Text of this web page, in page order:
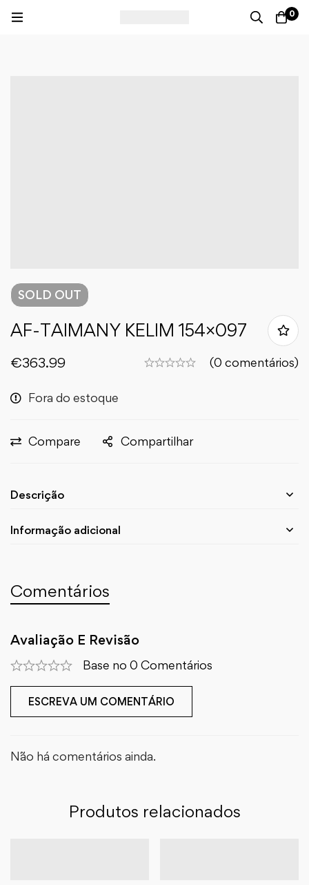
0
SOLD OUT
AF-TAIMANY KELIM 154×097
€363.99 (0 comentários)
Fora do estoque
Compare Compartilhar
Descrição
Informação adicional
Comentários
Avaliação E Revisão
Base no 0 Comentários
ESCREVA UM COMENTÁRIO
Não há comentários ainda.
Produtos relacionados